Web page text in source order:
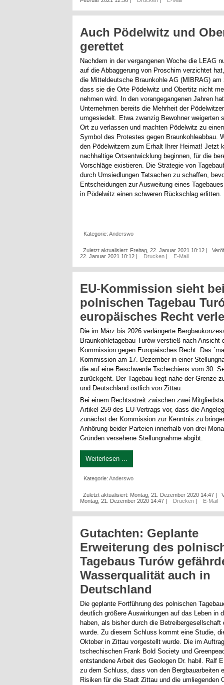
Auch Pödelwitz und
gerettet
Nachdem in der vergangenen Woche die LEAG
auf die Abbaggerung von Proschim verzichtet
die Mitteldeutsche Braunkohle AG (MIBRAG) am
dass sie die Orte Pödelwitz und Obertitz nicht
nehmen wird. In den vorangegangenen Jahren
Unternehmen bereits die Mehrheit der
umgesiedelt. Etwa zwanzig Bewohner weigerten
Ort zu verlassen und machten Pödelwitz zu
Symbol des Protestes gegen Braunkohleabbau.
den Pödelwitzern zum Erhalt Ihrer Heimat! Jetzt
nachhaltige Ortsentwicklung beginnen, für die
Vorschläge existieren. Die Strategie von
durch Umsiedlungen Tatsachen zu schaffen,
Entscheidungen zur Ausweitung eines
in Pödelwitz einen schweren Rückschlag erlitten.
Kategorie: Anderswo
Zuletzt aktualisiert: Freitag, 22. Januar 2021 10:12 |
22. Januar 2021 10:12 | Drucken | E-Mail
EU-Kommission sieht
polnischen Tagebau
europäisches Recht
Die im März bis 2026 verlängerte
Braunkohletagebau Turów verstieß nach Ansicht
Kommission gegen Europäisches Recht. Das
Kommission am 17. Dezember in einer
die auf eine Beschwerde Tschechiens vom 30.
zurückgeht. Der Tagebau liegt nahe der Grenze
und Deutschland östlich von Zittau.
Bei einem Rechtsstreit zwischen zwei
Artikel 259 des EU-Vertrags vor, dass die
zunächst der Kommission zur Kenntnis zu
Anhörung beider Parteien innerhalb von drei
Gründen versehene Stellungnahme abgibt.
Weiterlesen ...
Kategorie: Anderswo
Zuletzt aktualisiert: Montag, 21. Dezember 2020 14:47 |
Montag, 21. Dezember 2020 14:47 | Drucken | E-Mail
Gutachten: Geplante
Erweiterung des
Tagebaus Turów
Wasserqualität auch in
Deutschland
Die geplante Fortführung des polnischen
deutlich größere Auswirkungen auf das Leben in
haben, als bisher durch die Betreibergesellschaft
wurde. Zu diesem Schluss kommt eine Studie,
Oktober in Zittau vorgestellt wurde. Die im
tschechischen Frank Bold Society und
entstandene Arbeit des Geologen Dr. habil. Ralf
zu dem Schluss, dass von den Bergbauarbeiten
Risiken für die Stadt Zittau und die umliegenden